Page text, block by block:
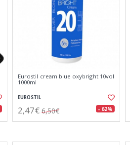
Eurostil cream blue oxybright 10vol
1000ml
EUROSTIL
2,47€ 6,50€ - 62%